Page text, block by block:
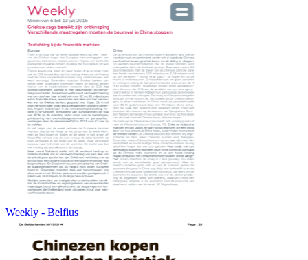
Weekly - Belfius